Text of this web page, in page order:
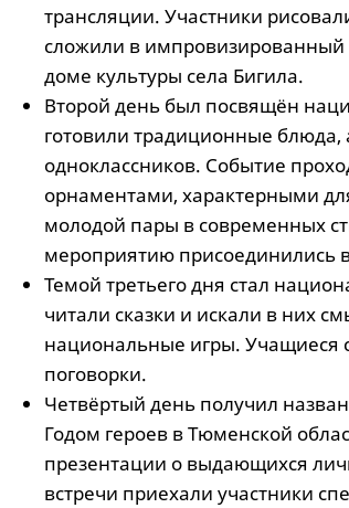
трансляции. Участники
сложили в импровизированный
доме культуры села Бигила.
Второй день был посвящён
готовили традиционные блюда,
одноклассников. Событие
орнаментами, характерными
молодой пары в современных
мероприятию присоединились
Темой третьего дня стал
читали сказки и искали в них
национальные игры. Учащиеся
поговорки.
Четвёртый день получил
Годом героев в Тюменской
презентации о выдающихся
встречи приехали участники